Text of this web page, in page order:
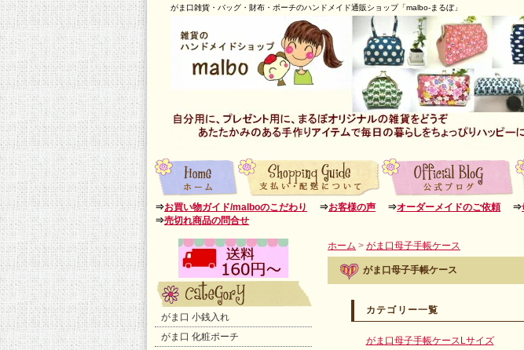
がま口雑貨・バッグ・財布・ポーチのハンドメイド通販ショップ「malbo-まるぼ」
⇒お買い物ガイド/malboのこだわり ⇒お客様の声 ⇒オーダーメイドのご依頼 ⇒
⇒売切れ商品の問合せ
がま口 小銭入れ
がま口 化粧ポーチ
ホーム > がま口母子手帳ケース
がま口母子手帳ケース
カテゴリー一覧
がま口母子手帳ケースLサイズ